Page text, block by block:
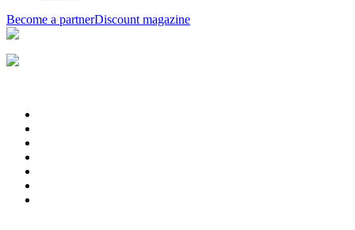
Become a partnerDiscount magazine